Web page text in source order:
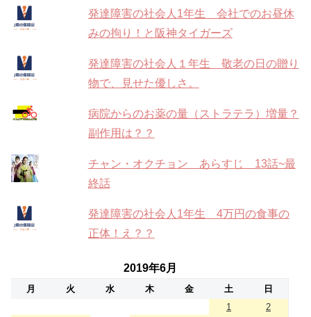
発達障害の社会人1年生 会社でのお昼休
みの拘り！と阪神タイガーズ
発達障害の社会人１年生 敬老の日の贈り
物で、見せた優しさ。
病院からのお薬の量（ストラテラ）増量？
副作用は？？
チャン・オクチョン あらすじ 13話~最
終話
発達障害の社会人1年生 4万円の食事の
正体！え？？
2019年6月
月 火 水 木 金 土
日
1
2